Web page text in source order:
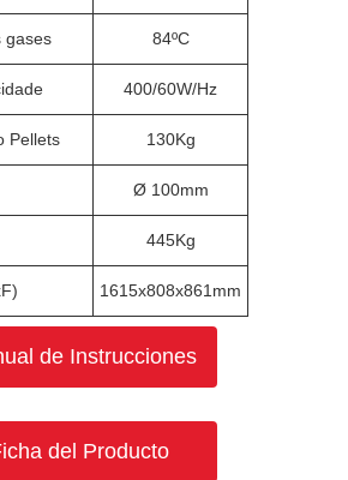
gases 84ºC
400/60W/Hz
Pellets 130Kg
Ø 100mm
445Kg
1615x808x861mm
de Instrucciones
del Producto